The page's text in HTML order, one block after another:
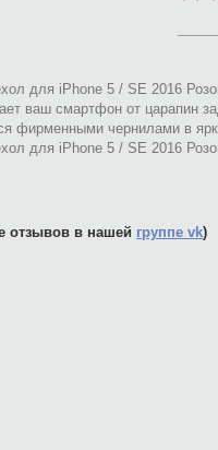
для iPhone 5 / SE 2016
ваш смартфон от царапин
фирменными чернилами в
для iPhone 5 / SE 2016
отзывов в нашей группе vk)